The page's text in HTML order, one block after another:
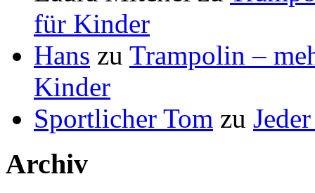
für Kinder
Hans zu Trampolin –
Kinder
Sportlicher Tom zu
Archiv